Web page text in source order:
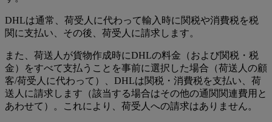
DHLは通常、荷受人に代わって輸入時に関税や消費税を税
関に支払い、その後、荷受人に請求します。
また、荷送人が貨物作成時にDHLの料金（および関税・税
金）をすべて支払うことを事前に選択した場合（荷送人の顧
客/荷受人に代わって）、DHLは関税・消費税を支払い、荷
送人に請求します（該当する場合はその他の通関関連費用と
あわせて）。これにより、荷受人への請求はありません。